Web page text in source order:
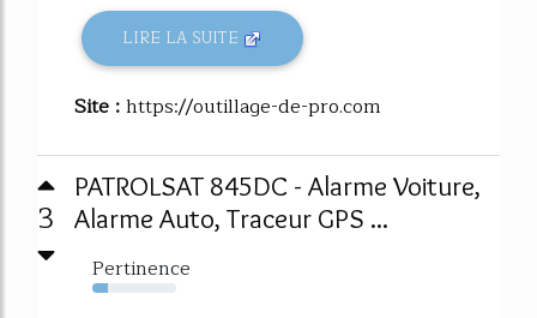
LIRE LA SUITE
Site :https://outillage-de-pro.com
3
PATROLSAT 845DC - Alarme Voiture,
Alarme Auto, Traceur GPS ...
Pertinence
19%